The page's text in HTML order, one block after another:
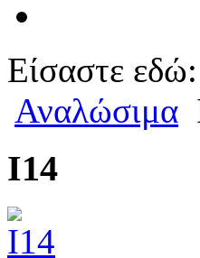
Είσαστε εδώ:
Αναλώσιμα
I14